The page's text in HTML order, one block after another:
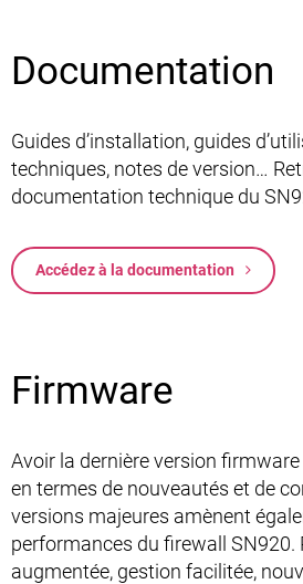
Documentation
Guides d’installation, guides
techniques, notes de version…
documentation technique du
Accédez à la documentation
Firmware
Avoir la dernière version firmware
en termes de nouveautés et de
versions majeures amènent
performances du firewall SN920.
augmentée, gestion facilitée,